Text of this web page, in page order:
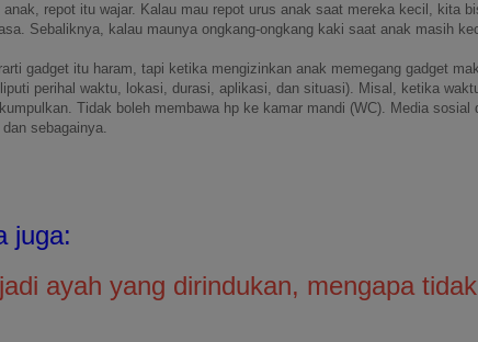
anak, repot itu wajar. Kalau mau repot urus anak saat mereka kecil, kita
Sebaliknya, kalau maunya ongkang-ongkang kaki saat anak masih
gadget itu haram, tapi ketika mengizinkan anak memegang gadget
perihal waktu, lokasi, durasi, aplikasi, dan situasi). Misal, ketika
Tidak boleh membawa hp ke kamar mandi (WC). Media
sebagainya.
juga:
ayah yang dirindukan, mengapa